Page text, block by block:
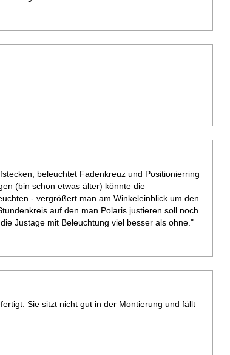
beleuchtet Fadenkreuz und Positionierring
(bin schon etwas älter) könnte die
- vergrößert man am Winkeleinblick um den
auf den man Polaris justieren soll noch
Justage mit Beleuchtung viel besser als ohne."
Sie sitzt nicht gut in der Montierung und fällt